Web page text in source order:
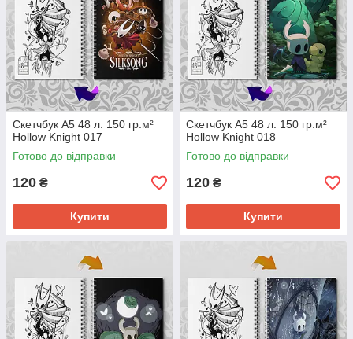
Скетчбук А5 48 л. 150 гр.м²
Hollow Knight 017
Готово до відправки
120 ₴
Купити
Скетчбук А5 48 л. 150 гр.м²
Hollow Knight 018
Готово до відправки
120 ₴
Купити